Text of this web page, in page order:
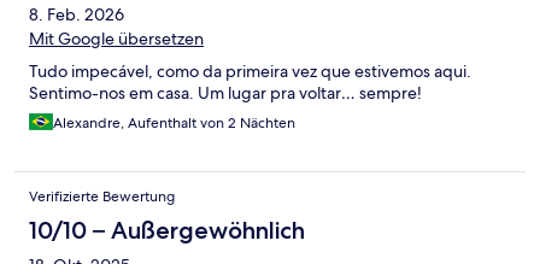
8. Feb. 2026
Mit Google übersetzen
Tudo impecável, como da primeira vez que estivemos aqui.
Sentimo-nos em casa. Um lugar pra voltar… sempre!
Alexandre, Aufenthalt von 2 Nächten
Verifizierte Bewertung
10/10 – Außergewöhnlich